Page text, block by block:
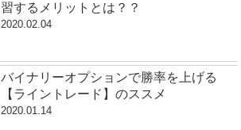
習するメリットとは？？
2020.02.04
バイナリーオプションで勝率を上げる
【ライントレード】のススメ
2020.01.14